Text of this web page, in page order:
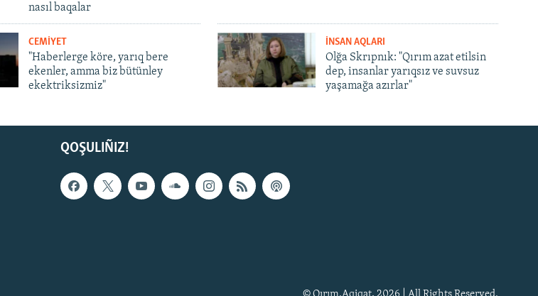
nasıl baqalar
CEMİYET
"Haberlerge köre, yarıq bere
ekenler, amma biz bütünley
ekektriksizmiz"
İNSAN AQLARI
Olğa Skrıpnık: "Qırım azat etilsin
dep, insanlar yarıqsız ve suvsuz
yaşamağa azırlar"
QOŞULIÑIZ!